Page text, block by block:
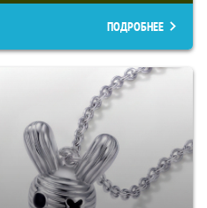
ПОДРОБНЕЕ